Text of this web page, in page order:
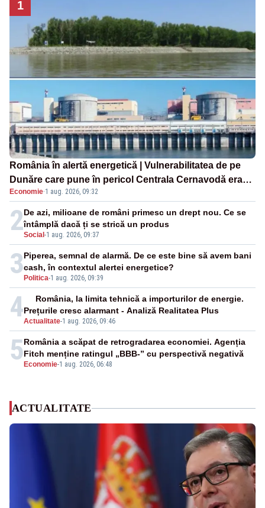
1
România în alertă energetică | Vulnerabilitatea de pe
Dunăre care pune în pericol Centrala Cernavodă era
cunoscută de pe vremea lui Ceaușescu
Economie·1 aug. 2026, 09:32
2Social -1 aug. 2026, 09:37
De azi, milioane de români primesc un drept nou. Ce se
întâmplă dacă ți se strică un produs
3 Politica-1 aug. 2026, 09:39
Piperea, semnal de alarmă. De ce este bine să avem bani
cash, în contextul alertei energetice?
4Actualitate-1 aug. 2026, 09:46
România, la limita tehnică a importurilor de energie.
Prețurile cresc alarmant - Analiză Realitatea Plus
5 Economie-1 aug. 2026, 06:48
România a scăpat de retrogradarea economiei. Agenția
Fitch menține ratingul „BBB-” cu perspectivă negativă
ACTUALITATE